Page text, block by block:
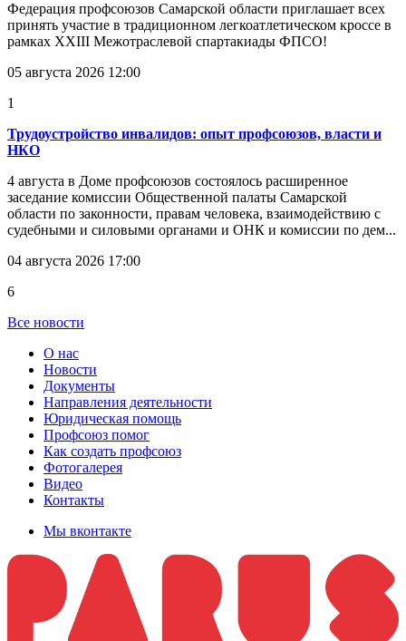
Федерация профсоюзов Самарской области приглашает всех
принять участие в традиционном легкоатлетическом кроссе в
рамках XXIII Межотраслевой спартакиады ФПСО!
05 августа 2026 12:00
1
Трудоустройство инвалидов: опыт профсоюзов, власти и
НКО
4 августа в Доме профсоюзов состоялось расширенное
заседание комиссии Общественной палаты Самарской
области по законности, правам человека, взаимодействию с
судебными и силовыми органами и ОНК и комиссии по дем...
04 августа 2026 17:00
6
Все новости
О нас
Новости
Документы
Направления деятельности
Юридическая помощь
Профсоюз помог
Как создать профсоюз
Фотогалерея
Видео
Контакты
Мы вконтакте